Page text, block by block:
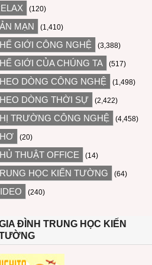
(120)
MẠN (1,410)
GIỚI CÔNG NGHỆ (3,388)
GIỚI CỦA CHÚNG TA (517)
DÒNG CÔNG NGHỆ (1,498)
DÒNG THỜI SỰ (2,422)
TRƯỜNG CÔNG NGHỆ (4,458)
(20)
THUẬT OFFICE (14)
HỌC KIẾN TƯỜNG (64)
(240)
ĐÌNH TRUNG HỌC KIẾN